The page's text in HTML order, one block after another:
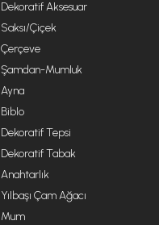
Dekoratif Aksesuar
Saksı/Çiçek
Çerçeve
Şamdan-Mumluk
Ayna
Biblo
Dekoratif Tepsi
Dekoratif Tabak
Anahtarlık
Yılbaşı Çam Ağacı
Mum